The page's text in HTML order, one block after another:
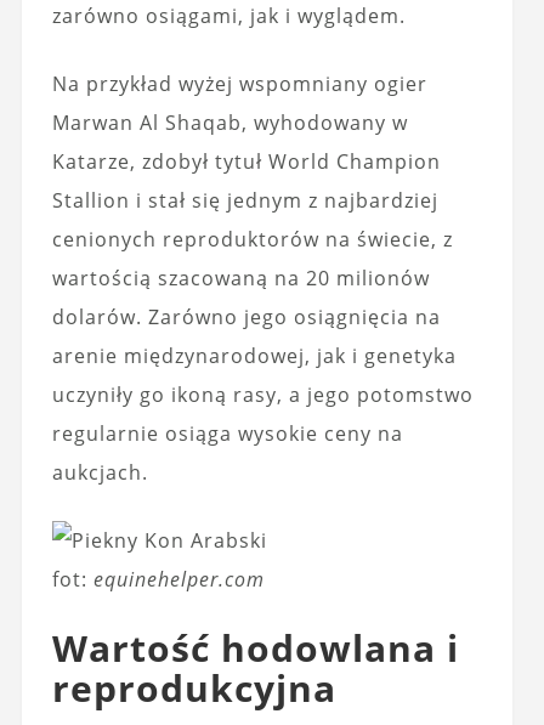
zarówno osiągami, jak i wyglądem.
Na przykład wyżej wspomniany ogier
Marwan Al Shaqab, wyhodowany w
Katarze, zdobył tytuł World Champion
Stallion i stał się jednym z najbardziej
cenionych reproduktorów na świecie, z
wartością szacowaną na 20 milionów
dolarów. Zarówno jego osiągnięcia na
arenie międzynarodowej, jak i genetyka
uczyniły go ikoną rasy, a jego potomstwo
regularnie osiąga wysokie ceny na
aukcjach.
fot: equinehelper.com
Wartość hodowlana i
reprodukcyjna